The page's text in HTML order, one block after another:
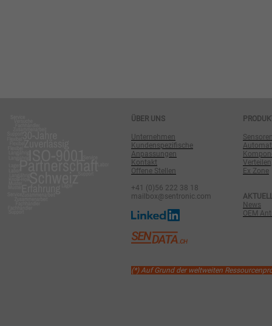
ÜBER UNS
Unternehmen
Kundenspezifische
Anpassungen
Kontakt
Offene Stellen
+41 (0)56 222 38 18
mailbox@sentronic.com
Ex Zone
News
OEM
(*) Auf Grund der weltweiten